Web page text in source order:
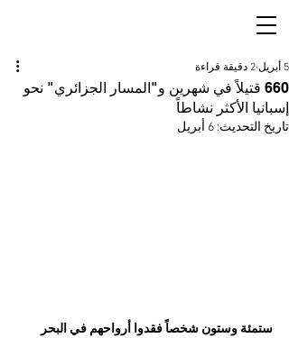
660 قتيلاً في شهرين و"المسار الجزائري" نحو
إسبانيا الأكثر نشاطاً
5 أبريل 2 دقيقة قراءة
تاريخ التحديث: 6 أبريل
ستمئة وستون شخصاً فقدوا أرواحهم في البحر